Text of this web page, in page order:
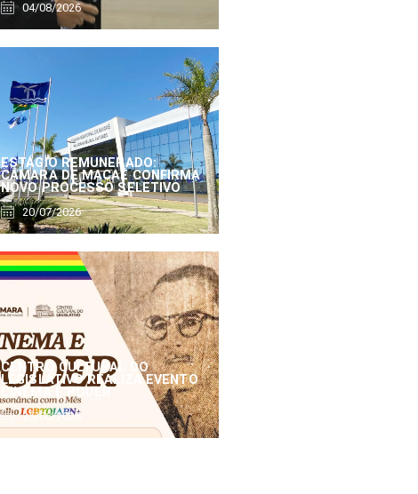
04/08/2026
ESTÁGIO REMUNERADO:
CÂMARA DE MACAÉ CONFIRMA
NOVO PROCESSO SELETIVO
20/07/2026
CENTRO CULTURAL DO
LEGISLATIVO REALIZA EVENTO
CINEMA E PODER
25/06/2026